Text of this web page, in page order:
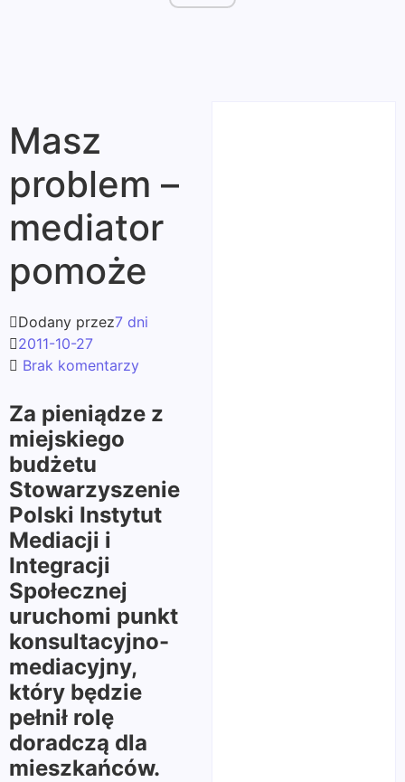
Masz
problem –
mediator
pomoże
Dodany przez7 dni
2011-10-27
Brak komentarzy
Za pieniądze z
miejskiego
budżetu
Stowarzyszenie
Polski Instytut
Mediacji i
Integracji
Społecznej
uruchomi punkt
konsultacyjno-
mediacyjny,
który będzie
pełnił rolę
doradczą dla
mieszkańców.